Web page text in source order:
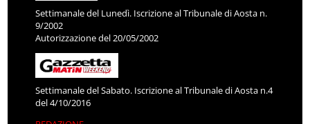
Settimanale del Lunedì. Iscrizione al Tribunale di Aosta n.
9/2002
Autorizzazione del 20/05/2002
Settimanale del Sabato. Iscrizione al Tribunale di Aosta n.4
del 4/10/2016